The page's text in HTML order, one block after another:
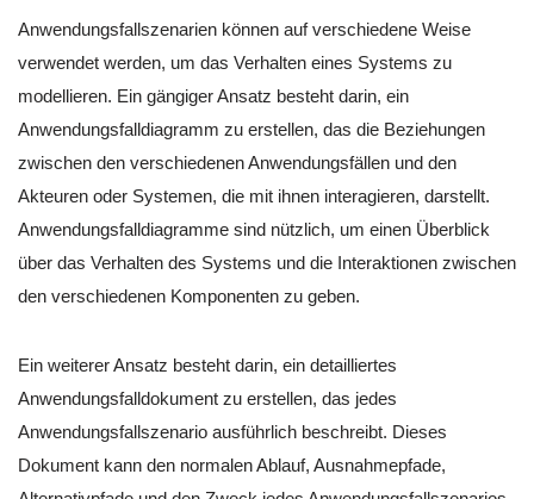
Anwendungsfallszenarien können auf verschiedene Weise
verwendet werden, um das Verhalten eines Systems zu
modellieren. Ein gängiger Ansatz besteht darin, ein
Anwendungsfalldiagramm zu erstellen, das die Beziehungen
zwischen den verschiedenen Anwendungsfällen und den
Akteuren oder Systemen, die mit ihnen interagieren, darstellt.
Anwendungsfalldiagramme sind nützlich, um einen Überblick
über das Verhalten des Systems und die Interaktionen zwischen
den verschiedenen Komponenten zu geben.
Ein weiterer Ansatz besteht darin, ein detailliertes
Anwendungsfalldokument zu erstellen, das jedes
Anwendungsfallszenario ausführlich beschreibt. Dieses
Dokument kann den normalen Ablauf, Ausnahmepfade,